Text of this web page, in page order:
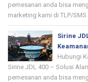
pemesanan anda bisa
marketing kami di TLP/SMS
Sirine
Hubungi
Sirine JDL 400 – Solusi
pemesanan anda bisa